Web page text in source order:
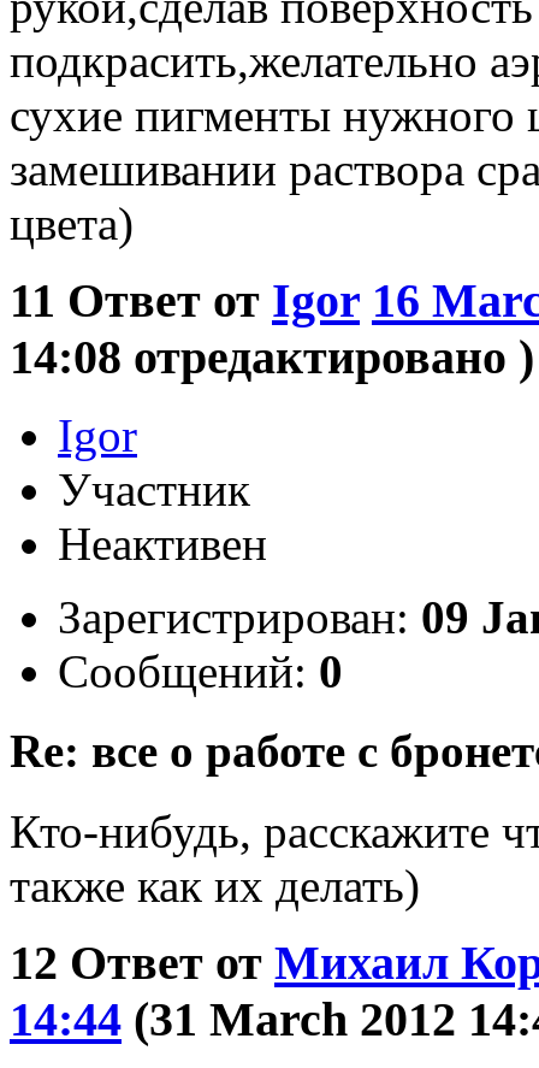
подкрасить,желательно
сухие пигменты нужного
замешивании раствора
цвета)
11 Ответ от Igor 16
14:08 отредактировано )
Igor
Участник
Неактивен
Зарегистрирован: 09
Сообщений: 0
Re: все о работе с
Кто-нибудь, расскажите
также как их делать)
12 Ответ от Михаил
14:44 (31 March 2012